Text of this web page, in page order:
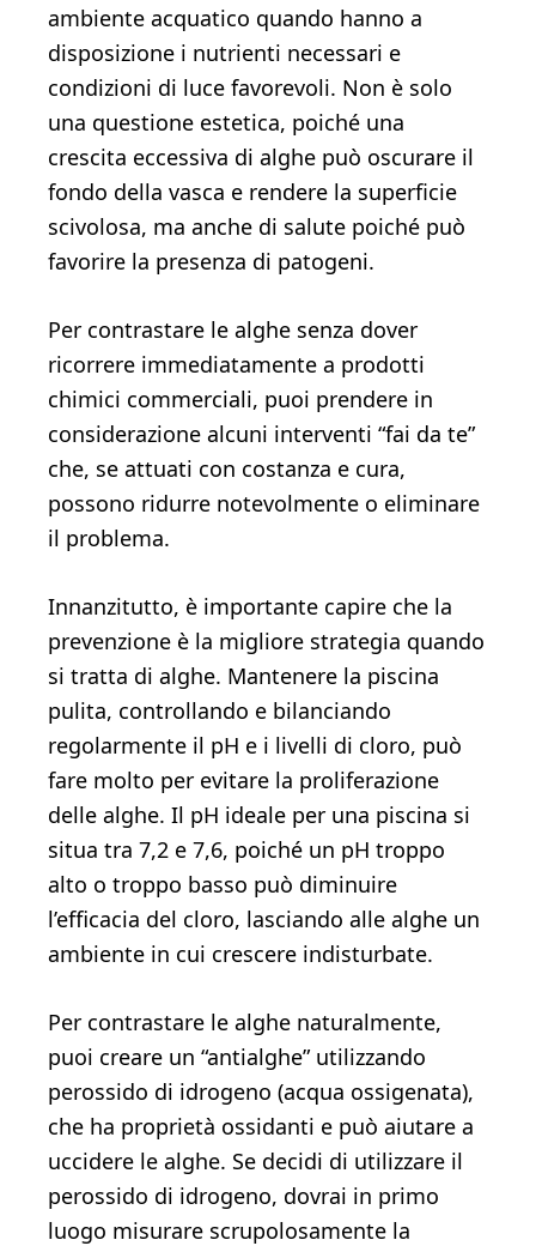
ambiente acquatico quando hanno a
disposizione i nutrienti necessari e
condizioni di luce favorevoli. Non è solo
una questione estetica, poiché una
crescita eccessiva di alghe può oscurare il
fondo della vasca e rendere la superficie
scivolosa, ma anche di salute poiché può
favorire la presenza di patogeni.
Per contrastare le alghe senza dover
ricorrere immediatamente a prodotti
chimici commerciali, puoi prendere in
considerazione alcuni interventi “fai da te”
che, se attuati con costanza e cura,
possono ridurre notevolmente o eliminare
il problema.
Innanzitutto, è importante capire che la
prevenzione è la migliore strategia quando
si tratta di alghe. Mantenere la piscina
pulita, controllando e bilanciando
regolarmente il pH e i livelli di cloro, può
fare molto per evitare la proliferazione
delle alghe. Il pH ideale per una piscina si
situa tra 7,2 e 7,6, poiché un pH troppo
alto o troppo basso può diminuire
l’efficacia del cloro, lasciando alle alghe un
ambiente in cui crescere indisturbate.
Per contrastare le alghe naturalmente,
puoi creare un “antialghe” utilizzando
perossido di idrogeno (acqua ossigenata),
che ha proprietà ossidanti e può aiutare a
uccidere le alghe. Se decidi di utilizzare il
perossido di idrogeno, dovrai in primo
luogo misurare scrupolosamente la